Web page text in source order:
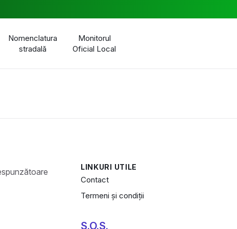
Nomenclatura
stradală
Monitorul
Oficial Local
LINKURI UTILE
Contact
Termeni și condiții
S.O.S.